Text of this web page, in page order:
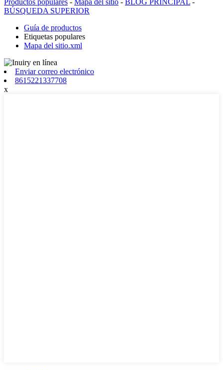
Productos populares - Mapa del sitio - BLOG PRINCIPAL -
BÚSQUEDA SUPERIOR
Guía de productos
Etiquetas populares
Mapa del sitio.xml
Enviar correo electrónico
8615221337708
x